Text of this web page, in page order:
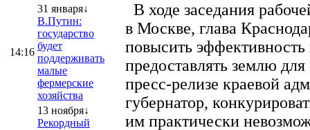
14:16
31 января↓
В.Путин:
государство
будет
поддерживать
малые
фермерские
хозяйства
13 ноября↓
Рекордный
В ходе заседания
в Москве, глава
повысить эффективность
предоставлять землю
пресс-релизе краевой
губернатор,
им практически